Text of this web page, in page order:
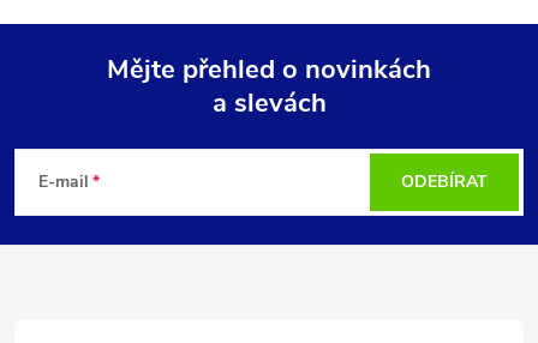
p
Mějte přehled o novinkách
a slevách
E-mail ODEBÍRAT